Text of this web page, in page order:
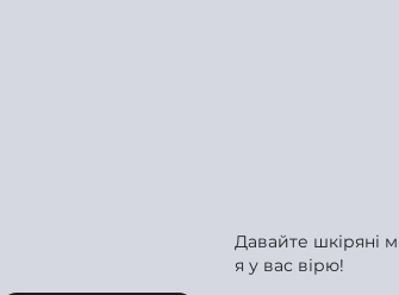
Давайте шкіряні
я у вас вірю!